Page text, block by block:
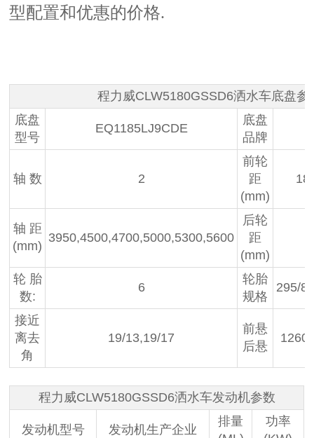
型配置和优惠的价格.
程力威CLW5180GSSD6洒水车底盘参
底盘
型号
EQ1185LJ9CDE
底盘
品牌
轴 数 2
前轮
距
(mm)
轴 距
(mm)
3950,4500,4700,5000,5300,5600
后轮
距
(mm)
轮 胎
数:
6
轮胎
规格
295/
接近
离去
角
19/13,19/17
前悬
后悬
程力威CLW5180GSSD6洒水车发动机参数
发动机型号 发动机生产企业
排量
功率